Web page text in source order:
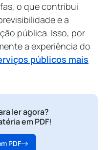
o que contribui
e a
pública. Isso, por
a experiência do
públicos mais
ler agora?
em PDF!
PDF